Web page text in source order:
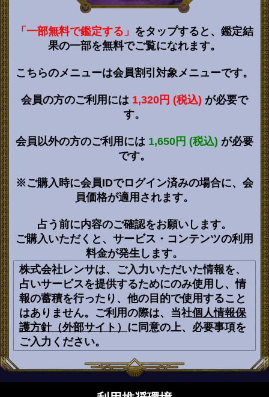
「一部無料で鑑定する」 をタップすると、鑑定結
果の一部を無料でご覧になれます。
こちらのメニューは会員割引対象メニューです。
会員の方のご利用には 1,320円 (税込) が必要で
す。
会員以外の方のご利用には 1,650円 (税込) が必要
です。
※ご購入時に会員IDでログイン済みの場合に、会
員価格が適用されます。
占う前に内容のご確認をお願いします。
ご購入いただくと、サービス・コンテンツの利用
料金が発生します。
株式会社レンサは、ご入力いただいた情報を、
占いサービスを提供するためにのみ使用し、情
報の蓄積を行ったり、他の目的で使用すること
はありません。ご利用の際は、当社個人情報保
護方針（外部サイト） に同意の上、必要事項を
ご入力ください。